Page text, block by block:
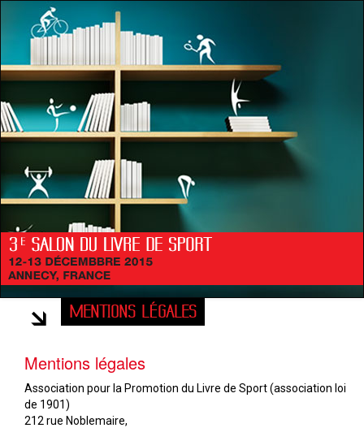
MENTIONS LÉGALES
Mentions légales
Association pour la Promotion du Livre de Sport (association loi
de 1901)
212 rue Noblemaire,